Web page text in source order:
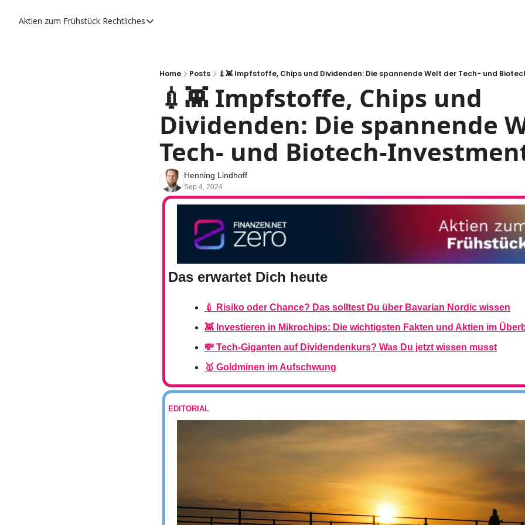
Aktien zum Frühstück Rechtliches
Rechtliches
Impressum
Home Posts 💉👾 Impfstoffe, Chips und Dividenden: Die spannende Welt der Tech- und
💉👾 Impfstoffe, Chips und
Dividenden: Die spannende
Tech- und Biotech-
Henning Lindhoff
Sep 4, 2024
Das erwartet Dich heute
💉 Risiko oder Chance? Das solltest Du über Bavarian Nordic wissen
👾 Investieren in Mikrochips: Die wichtigsten Fakten und Aktien im
💸 Tech-Giganten auf Dividendenkurs? Was Du jetzt wissen musst
🥇 Goldminen im Aufschwung
EDITORIAL